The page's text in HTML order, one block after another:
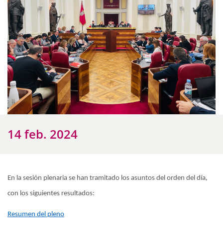
14 feb. 2024
En la sesión plenaria se han tramitado los asuntos del orden del día,
con los siguientes resultados:
Resumen del pleno